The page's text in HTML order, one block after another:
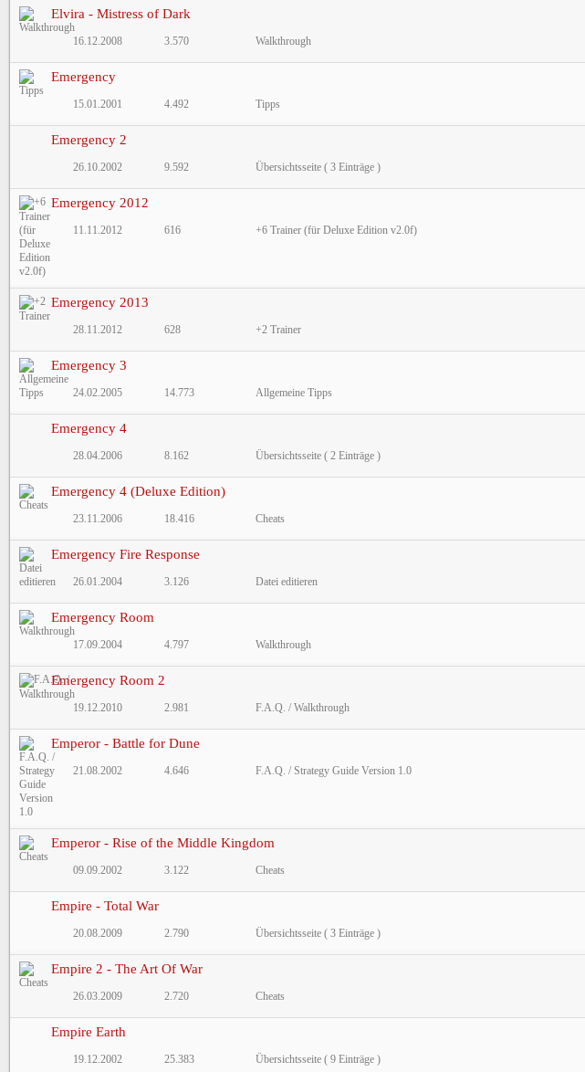
Elvira - Mistress of Dark
16.12.2008 3.570 Walkthrough
Emergency
15.01.2001 4.492 Tipps
Emergency 2
26.10.2002 9.592 Übersichtsseite ( 3 Einträge )
Emergency 2012
11.11.2012 616 +6 Trainer (für Deluxe Edition v2.0f)
Emergency 2013
28.11.2012 628 +2 Trainer
Emergency 3
24.02.2005 14.773 Allgemeine Tipps
Emergency 4
28.04.2006 8.162 Übersichtsseite ( 2 Einträge )
Emergency 4 (Deluxe Edition)
23.11.2006 18.416 Cheats
Emergency Fire Response
26.01.2004 3.126 Datei editieren
Emergency Room
17.09.2004 4.797 Walkthrough
Emergency Room 2
19.12.2010 2.981 F.A.Q. / Walkthrough
Emperor - Battle for Dune
21.08.2002 4.646 F.A.Q. / Strategy Guide Version 1.0
Emperor - Rise of the Middle Kingdom
09.09.2002 3.122 Cheats
Empire - Total War
20.08.2009 2.790 Übersichtsseite ( 3 Einträge )
Empire 2 - The Art Of War
26.03.2009 2.720 Cheats
Empire Earth
19.12.2002 25.383 Übersichtsseite ( 9 Einträge )